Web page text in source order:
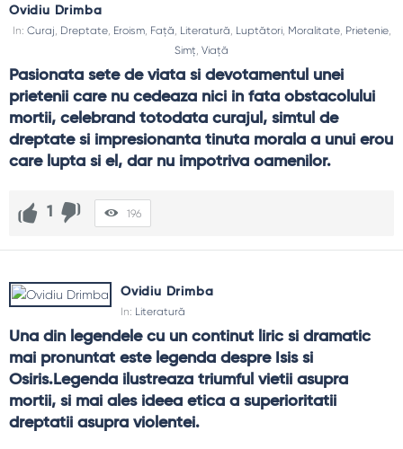
Ovidiu Drimba
In: Curaj Dreptate, Eroism, Față Literatură Luptători, Moralitate, Prietenie,
Simț Viață
Pasionata sete de viata si devotamentul unei
prietenii care nu cedeaza nici in fata obstacolului
mortii, celebrand totodata curajul, simtul de
dreptate si impresionanta tinuta morala a unui erou
care lupta si el, dar nu impotriva oamenilor.
1 196
Ovidiu Drimba
In: Literatură
Una din legendele cu un continut liric si dramatic
mai pronuntat este legenda despre Isis si
Osiris.Legenda ilustreaza triumful vietii asupra
mortii, si mai ales ideea etica a superioritatii
dreptatii asupra violentei.